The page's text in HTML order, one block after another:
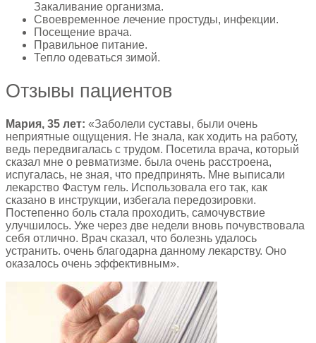
Закаливание организма.
Своевременное лечение простуды, инфекции.
Посещение врача.
Правильное питание.
Тепло одеваться зимой.
Отзывы пациентов
Мария, 35 лет: «Заболели суставы, были очень
неприятные ощущения. Не знала, как ходить на работу,
ведь передвигалась с трудом. Посетила врача, который
сказал мне о ревматизме. была очень расстроена,
испугалась, не зная, что предпринять. Мне выписали
лекарство Фастум гель. Использовала его так, как
сказано в инструкции, избегала передозировки.
Постепенно боль стала проходить, самочувствие
улучшилось. Уже через две недели вновь почувствовала
себя отлично. Врач сказал, что болезнь удалось
устранить. очень благодарна данному лекарству. Оно
оказалось очень эффективным».